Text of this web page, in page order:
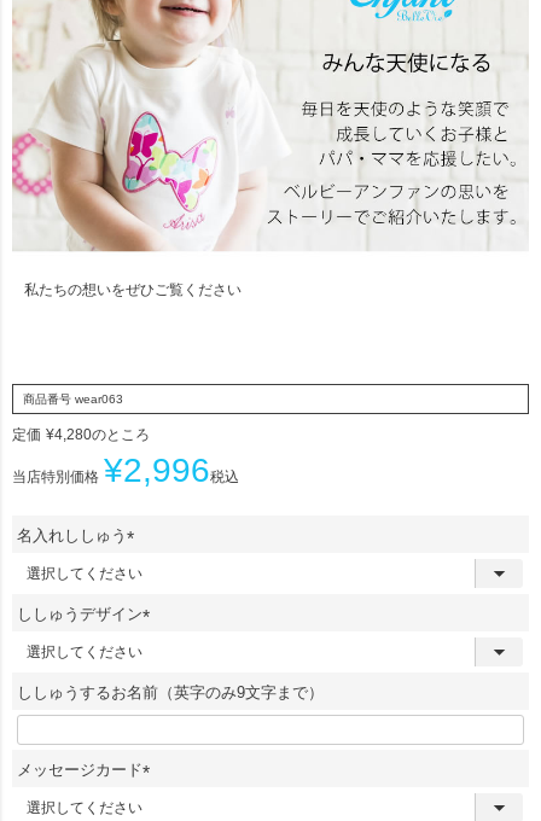
私たちの想いをぜひご覧ください
商品番号 wear063
定価 ¥4,280のところ
当店特別価格 ¥2,996税込
名入れししゅう
須
ししゅうデザイン
須
)
ししゅうするお名前（英字のみ9文字まで）
メッセージカード